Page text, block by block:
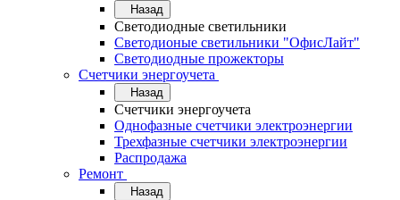
Назад
Светодиодные светильники
Светодионые светильники "ОфисЛайт"
Светодиодные прожекторы
Счетчики энергоучета
Назад
Счетчики энергоучета
Однофазные счетчики электроэнергии
Трехфазные счетчики электроэнергии
Распродажа
Ремонт
Назад